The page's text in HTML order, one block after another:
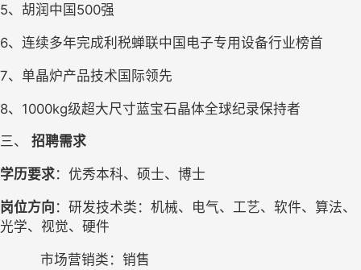
5、 胡润中国 500强
6、 连续多年完成利税蝉联中国电子专用设备行业榜首
7、 单晶炉产品技术国际领先
8、 1000kg级超大尺寸蓝宝石晶体全球纪录保持者
三、 招聘需求
学历要求：优秀本科、硕士、博士
岗位方向 ：研发技术类：机械、电气、 工艺、 软件、算法、
光学、视觉、 硬件
市场营销类：销售